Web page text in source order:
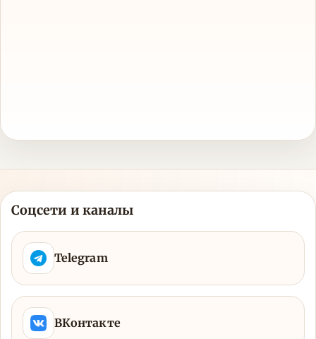
Соцсети и каналы
Telegram
ВКонтакте